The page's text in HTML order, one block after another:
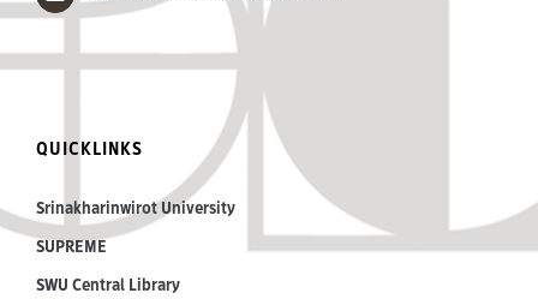
QUICKLINKS
Srinakharinwirot University
SUPREME
SWU Central Library